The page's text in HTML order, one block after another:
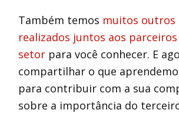
Também temos muitos outros
realizados juntos aos
setor para você conhecer. E
compartilhar o que
para contribuir com a sua
sobre a importância do